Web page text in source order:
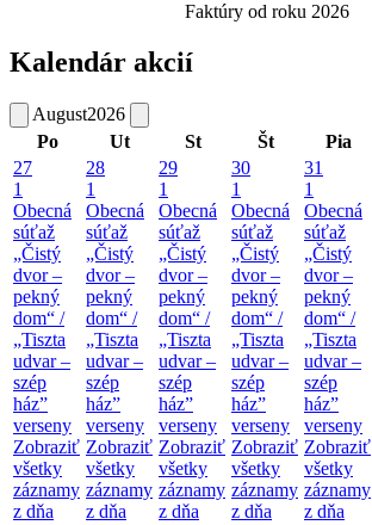
Faktúry od roku 2026
Kalendár akcií
August2026
Po
Ut St Št Pia
27
1
Obecná
súťaž
„Čistý
dvor –
pekný
dom“ /
„Tiszta
udvar –
szép
ház”
verseny
Zobraziť
všetky
záznamy
z dňa
28
1
Obecná
súťaž
„Čistý
dvor –
pekný
dom“ /
„Tiszta
udvar –
szép
ház”
verseny
Zobraziť
všetky
záznamy
z dňa
29
1
Obecná
súťaž
„Čistý
dvor –
pekný
dom“ /
„Tiszta
udvar –
szép
ház”
verseny
Zobraziť
všetky
záznamy
z dňa
30
1
Obecná
súťaž
„Čistý
dvor –
pekný
dom“ /
„Tiszta
udvar –
szép
ház”
verseny
Zobraziť
všetky
záznamy
z dňa
31
1
Obecná
súťaž
„Čistý
dvor –
pekný
dom“ /
„Tiszta
udvar –
szép
ház”
verseny
Zobraziť
všetky
záznamy
z dňa